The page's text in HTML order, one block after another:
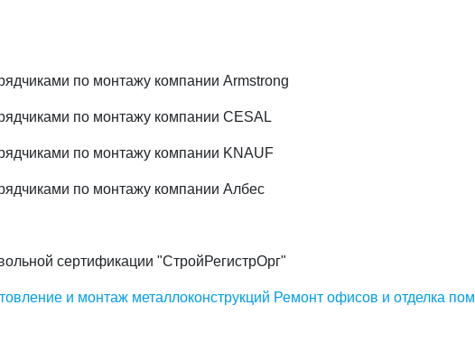
по монтажу компании Armstrong
по монтажу компании CESAL
по монтажу компании KNAUF
по монтажу компании Албес
сертификации "СтройРегистрОрг"
и монтаж металлоконструкций Ремонт офисов и отделка